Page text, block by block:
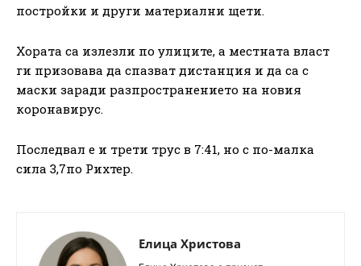
постройки и други материални щети.
Хората са излезли по улиците, а местната власт
ги призовава да спазват дистанция и да са с
маски заради разпространението на новия
коронавирус.
Последвал е и трети трус в 7:41, но с по-малка
сила 3,7по Рихтер.
Елица Христова